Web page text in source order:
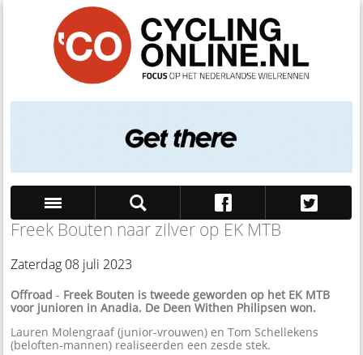
Freek Bouten naar zilver op EK MTB
Zaterdag 08 juli 2023
Offroad - Freek Bouten is tweede geworden op het EK MTB
voor junioren in Anadia. De Deen Withen Philipsen won.
Lauren Molengraaf (junior-vrouwen) en Tom Schellekens
(beloften-mannen) realiseerden een zesde stek.